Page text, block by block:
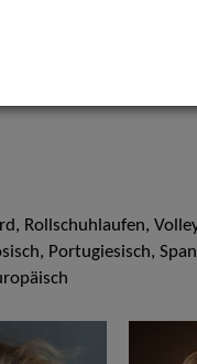
Rollschuhlaufen,
Portugiesisch,